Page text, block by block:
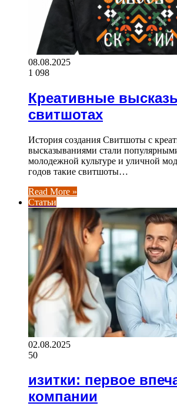
08.08.2025
1 098
Креативные
свитшотах
История создания Свитшоты с
высказываниями стали
молодежной культуре и уличной
годов такие свитшоты…
Read More »
Статьи
02.08.2025
50
изитки: первое
компании